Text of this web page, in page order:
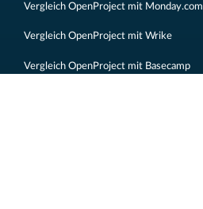
Vergleich OpenProject mit Monday.com
Vergleich OpenProject mit Wrike
Vergleich OpenProject mit Basecamp